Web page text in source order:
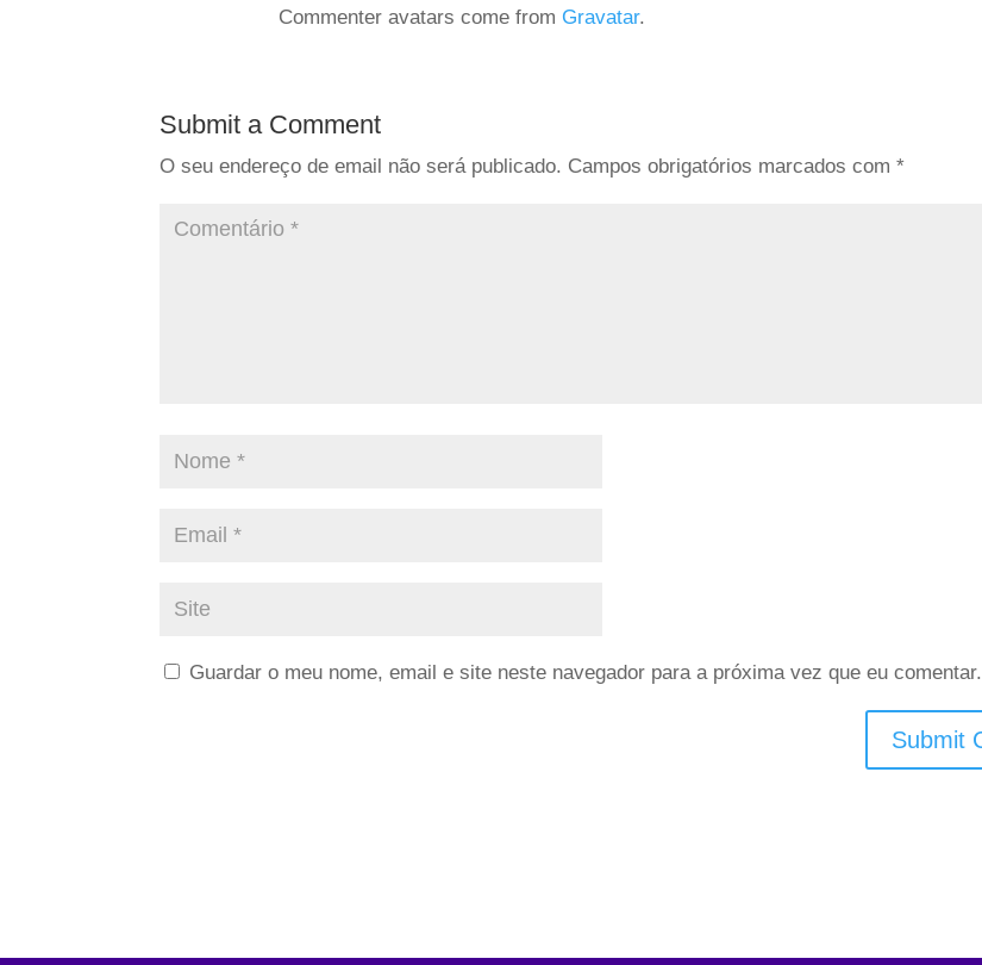
Commenter avatars come from Gravatar.
Submit a Comment
O seu endereço de email não será publicado. Campos obrigatórios marcados com*
Guardar o meu nome, email e site neste navegador para a próxima vez que eu comentar.